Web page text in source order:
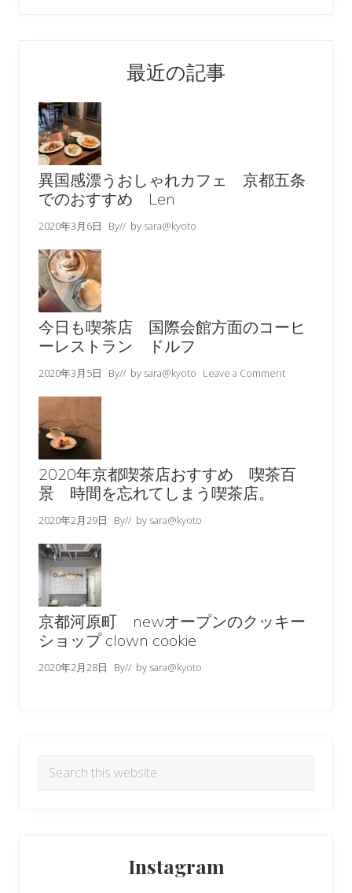
最近の記事
異国感漂うおしゃれカフェ 京都五条
でのおすすめ Len
2020年3月6日 By// by sara@kyoto
今日も喫茶店 国際会館方面のコーヒ
ーレストラン ドルフ
2020年3月5日 By// by sara@kyoto Leave a Comment
2020年京都喫茶店おすすめ 喫茶百
景 時間を忘れてしまう喫茶店。
2020年2月29日 By// by sara@kyoto
京都河原町 newオープンのクッキー
ショップ clown cookie
2020年2月28日 By// by sara@kyoto
Search
Instagram